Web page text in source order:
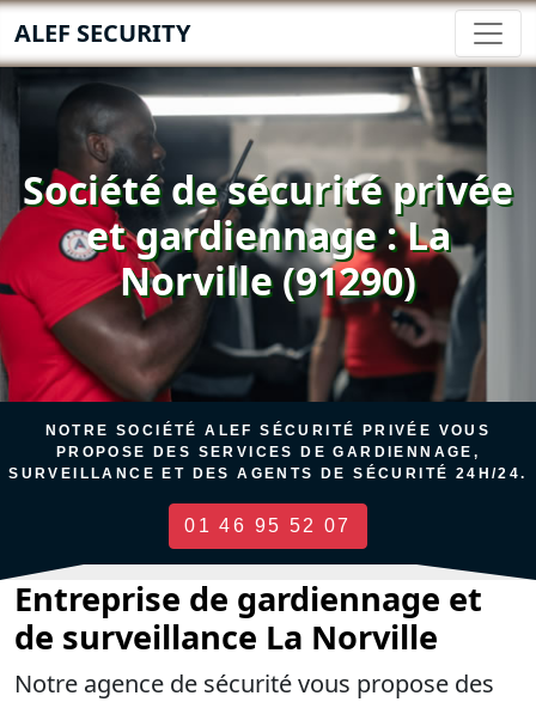
ALEF SECURITY
Société de sécurité privée
et gardiennage : La
Norville (91290)
NOTRE SOCIÉTÉ ALEF SÉCURITÉ PRIVÉE VOUS
PROPOSE DES SERVICES DE GARDIENNAGE,
SURVEILLANCE ET DES AGENTS DE SÉCURITÉ 24H/24.
01 46 95 52 07
Entreprise de gardiennage et
de surveillance La Norville
Notre agence de sécurité vous propose des